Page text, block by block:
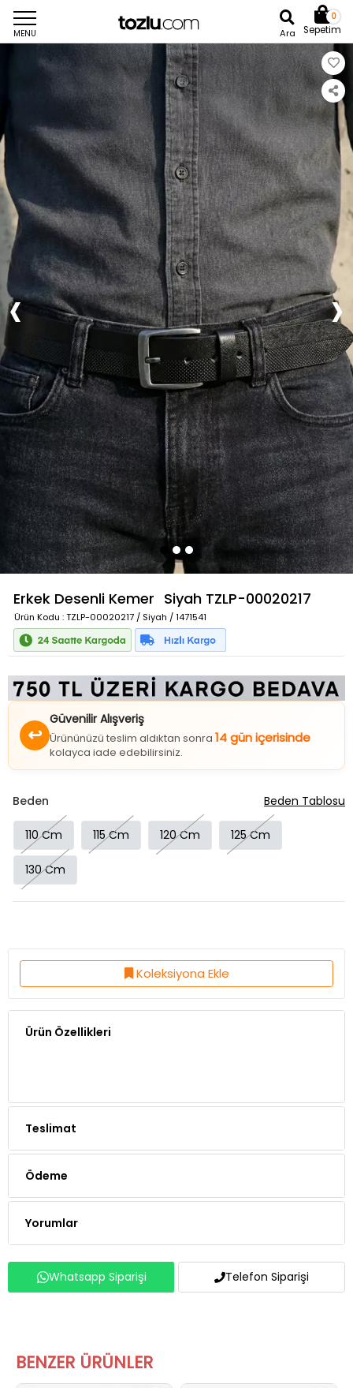
MENU Ara
0
Sepetim
Erkek Desenli Kemer Siyah TZLP-00020217
Ürün Kodu : TZLP-00020217 / Siyah / 1471541
↩
Güvenilir Alışveriş
Ürününüzü teslim aldıktan sonra 14 gün içerisinde
kolayca iade edebilirsiniz.
Beden
110 Cm 115 Cm 120 Cm 125 Cm
130 Cm
Beden Tablosu
Koleksiyona Ekle
Ürün Özellikleri
Teslimat
Ödeme
Yorumlar
Whatsapp Siparişi Telefon Siparişi
BENZER ÜRÜNLER